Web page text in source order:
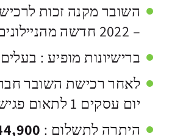
– 2022 חדשה מהניילונים
ברישיונות מופיע : בעלים 01.
לאחר רכישת השובר
יום עסקים 1 לתאום פגישה להשלמת העסקה .
היתרה לתשלום : 244,900